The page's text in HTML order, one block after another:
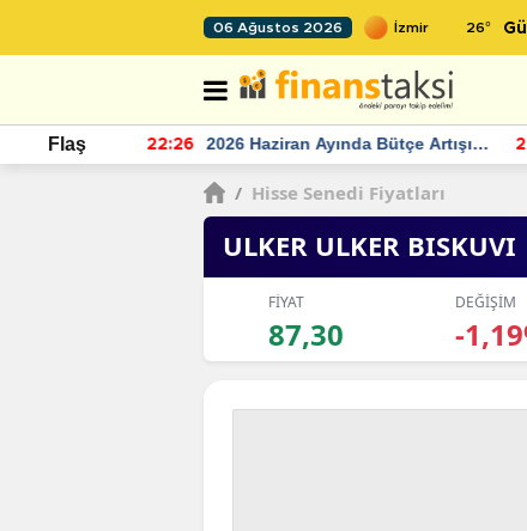
06 Ağustos 2026 26°
Flaş 22:26
2026 Haziran Ayında Bütçe Artışı
Yaşandı
/ Hisse Senedi Fiyatları
ULKER ULKER BISKUVI
FİYAT
87,30
DEĞİŞİM
-